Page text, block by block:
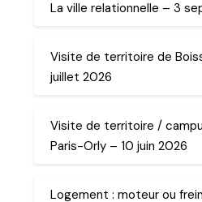
La ville relationnelle – 3
Visite de territoire de
juillet 2026
Visite de territoire /
Paris-Orly – 10 juin 2026
Logement : moteur ou